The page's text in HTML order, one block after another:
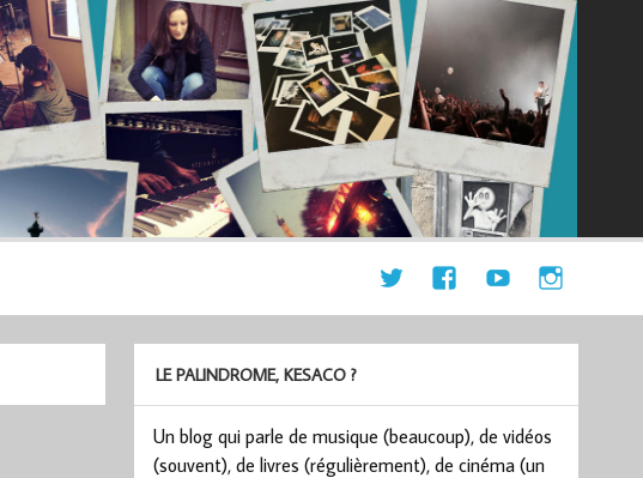
LE PALINDROME, KESACO ?
Un blog qui parle de musique (beaucoup), de vidéos
(souvent), de livres (régulièrement), de cinéma (un